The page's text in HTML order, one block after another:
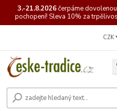
3.-21.8.2026čerpáme
pochopení! Sleva 10% za
CZK